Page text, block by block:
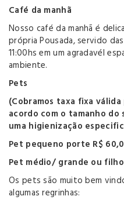
Café da manhã
Nosso café da manhã é
própria Pousada, servido
11:00hs em um agradavél
ambiente.
Pets
(Cobramos taxa fixa
acordo com o tamanho do
uma higienização
Pet pequeno porte R$
Pet médio/ grande ou
Os pets são muito bem
algumas regrinhas: